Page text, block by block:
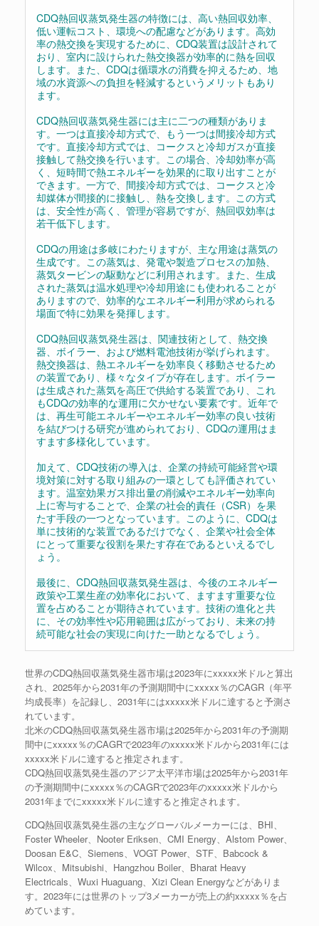
CDQ熱回収蒸気発生器の特徴には、高い熱回収効率、
低い運転コスト、環境への配慮などがあります。高効
率の熱交換を実現するために、CDQ装置は設計されて
おり、室内に設けられた熱交換器が効率的に熱を回収
します。また、CDQは循環水の消費を抑えるため、地
域の水資源への負担を軽減するというメリットもあり
ます。
CDQ熱回収蒸気発生器には主に二つの種類がありま
す。一つは直接冷却方式で、もう一つは間接冷却方式
です。直接冷却方式では、コークスと冷却ガスが直接
接触して熱交換を行います。この場合、冷却効率が高
く、短時間で熱エネルギーを効果的に取り出すことが
できます。一方で、間接冷却方式では、コークスと冷
却媒体が間接的に接触し、熱を交換します。この方式
は、安全性が高く、管理が容易ですが、熱回収効率は
若干低下します。
CDQの用途は多岐にわたりますが、主な用途は蒸気の
生成です。この蒸気は、発電や製造プロセスの加熱、
蒸気タービンの駆動などに利用されます。また、生成
された蒸気は温水処理や冷却用途にも使われることが
ありますので、効率的なエネルギー利用が求められる
場面で特に効果を発揮します。
CDQ熱回収蒸気発生器は、関連技術として、熱交換
器、ボイラー、および燃料電池技術が挙げられます。
熱交換器は、熱エネルギーを効率良く移動させるため
の装置であり、様々なタイプが存在します。ボイラー
は生成された蒸気を高圧で供給する装置であり、これ
もCDQの効率的な運用に欠かせない要素です。近年で
は、再生可能エネルギーやエネルギー効率の良い技術
を結びつける研究が進められており、CDQの運用はま
すます多様化しています。
加えて、CDQ技術の導入は、企業の持続可能経営や環
境対策に対する取り組みの一環としても評価されてい
ます。温室効果ガス排出量の削減やエネルギー効率向
上に寄与することで、企業の社会的責任（CSR）を果
たす手段の一つとなっています。このように、CDQは
単に技術的な装置であるだけでなく、企業や社会全体
にとって重要な役割を果たす存在であるといえるでし
ょう。
最後に、CDQ熱回収蒸気発生器は、今後のエネルギー
政策や工業生産の効率化において、ますます重要な位
置を占めることが期待されています。技術の進化と共
に、その効率性や応用範囲は広がっており、未来の持
続可能な社会の実現に向けた一助となるでしょう。
世界のCDQ熱回収蒸気発生器市場は2023年にxxxxx米ドルと算出
され、2025年から2031年の予測期間中にxxxxx％のCAGR（年平
均成長率）を記録し、2031年にはxxxxx米ドルに達すると予測さ
れています。
北米のCDQ熱回収蒸気発生器市場は2025年から2031年の予測期
間中にxxxxx％のCAGRで2023年のxxxxx米ドルから2031年には
xxxxx米ドルに達すると推定されます。
CDQ熱回収蒸気発生器のアジア太平洋市場は2025年から2031年
の予測期間中にxxxxx％のCAGRで2023年のxxxxx米ドルから
2031年までにxxxxx米ドルに達すると推定されます。
CDQ熱回収蒸気発生器の主なグローバルメーカーには、BHI、
Foster Wheeler、Nooter Eriksen、CMI Energy、Alstom Power、
Doosan E&C、Siemens、VOGT Power、STF、Babcock &
Wilcox、Mitsubishi、Hangzhou Boiler、Bharat Heavy
Electricals、Wuxi Huaguang、Xizi Clean Energyなどがありま
す。2023年には世界のトップ3メーカーが売上の約xxxxx％を占
めています。